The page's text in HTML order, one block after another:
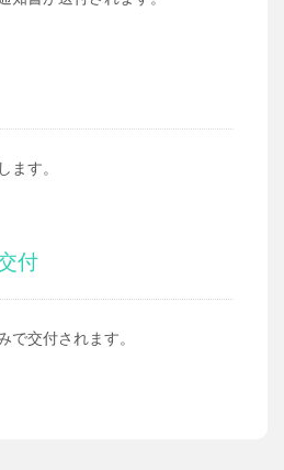
ます。
付
で交付されます。